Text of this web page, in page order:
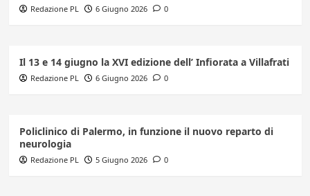
Redazione PL 6 Giugno 2026 0
Il 13 e 14 giugno la XVI edizione dell’ Infiorata a Villafrati
Redazione PL 6 Giugno 2026 0
Policlinico di Palermo, in funzione il nuovo reparto di
neurologia
Redazione PL 5 Giugno 2026 0